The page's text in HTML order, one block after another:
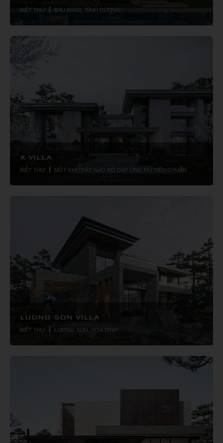
CHỐN XÔ BỒ
BIỆT THỰ BÀU BÀNG, BÌNH DƯƠNG
X VILLA
BIỆT THỰ MỘT KHU ĐẤT NÀO ĐÓ ĐÁP ỨNG ĐỦ TIÊU CHUẨN TẠI HUẾ
LUONG SON VILLA
BIỆT THỰ LƯƠNG SƠN, HÒA BÌNH